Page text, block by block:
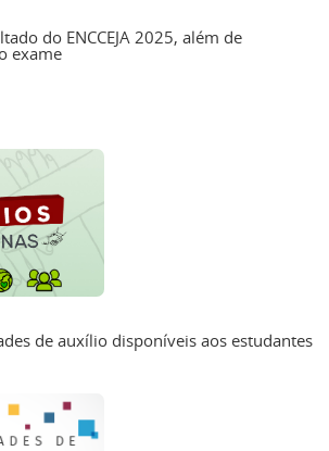
do ENCCEJA 2025, além de
exame
de auxílio disponíveis aos estudantes